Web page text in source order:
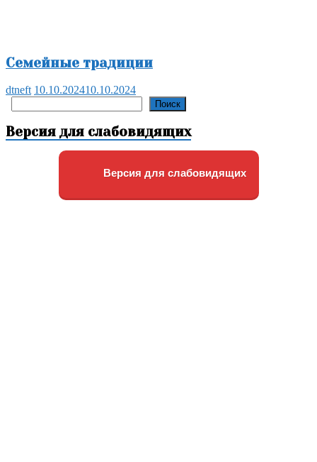
Семейные традиции
dtneft 10.10.202410.10.2024
Поиск
Версия для слабовидящих
Версия для слабовидящих